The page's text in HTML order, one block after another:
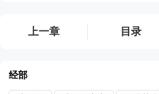
上一章 目录
经部